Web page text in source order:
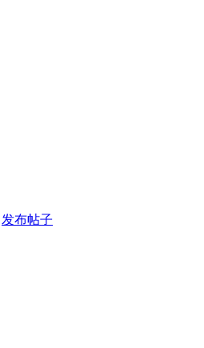
发布帖子